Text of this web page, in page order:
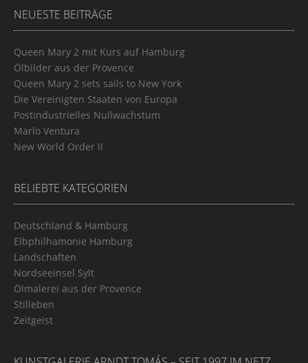
NEUESTE BEITRÄGE
Queen Mary 2 mit Kurs auf Hamburg
Ölbilder aus der Provence
Queen Mary 2 sets sails to New York
Die Vereinigten Staaten von Europa
Postindustrielles Nullwachstum
Marlo Ventura
New World Order II
BELIEBTE KATEGORIEN
Deutschland & Hamburg
Elbphilhamonie Hamburg
Landschaften
Nordseeinsel Sylt
Ölmalerei aus der Provence
Stilleben
Zeitgeist